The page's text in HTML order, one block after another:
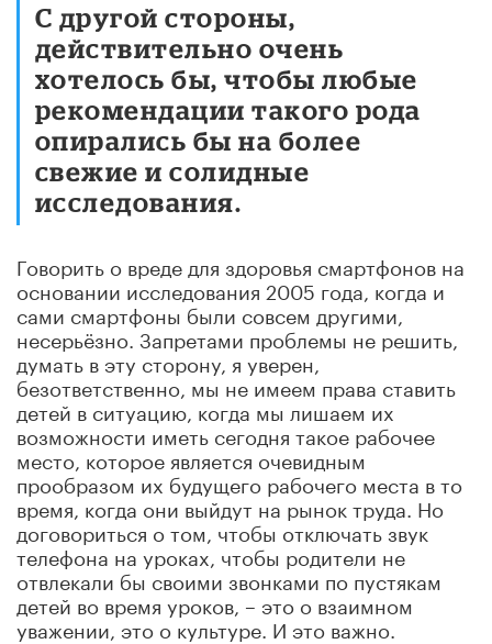
С другой стороны,
действительно очень
хотелось бы, чтобы любые
рекомендации такого рода
опирались бы на более
свежие и солидные
исследования.
Говорить о вреде для здоровья смартфонов на
основании исследования 2005 года, когда и
сами смартфоны были совсем другими,
несерьёзно. Запретами проблемы не решить,
думать в эту сторону, я уверен,
безответственно, мы не имеем права ставить
детей в ситуацию, когда мы лишаем их
возможности иметь сегодня такое рабочее
место, которое является очевидным
прообразом их будущего рабочего места в то
время, когда они выйдут на рынок труда. Но
договориться о том, чтобы отключать звук
телефона на уроках, чтобы родители не
отвлекали бы своими звонками по пустякам
детей во время уроков, – это о взаимном
уважении, это о культуре. И это важно.